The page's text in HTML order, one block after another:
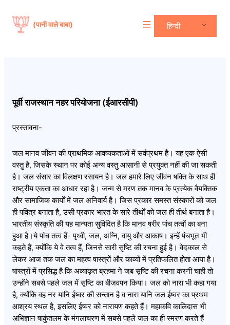
(पानी वाले बाबा) हिन्दी
पूर्वी राजस्थान नहर परियोजना (ईआरसीपी)
प्रस्तावना-
जल मानव जीवन की प्राथमिक आवष्यकताओं में सर्वप्रथम है। यह एक ऐसी
वस्तु है, जिसके स्थान पर कोई अन्य वस्तु आसानी से प्रयुक्त नहीं की जा सकती
है। जल संसार का विलक्षण रसायन है। जल हमारे लिए जीवन षक्ति के साथ ही
राष्ट्रीय एकता का आधार रहा है। जन्म से मरण तक मानव के प्रत्येक वैयक्तिक
और सामाजिक कार्यों में जल अनिवार्य है। जिस प्रकार समस्त संस्कारों को जल
ही पवित्र बनाता है, उसी प्रकार भारत के सारे तीर्थों को जल ही तीर्थ बनाता है।
भारतीय संस्कृति की यह मान्यता सुविदित है कि मानव षरीर पांच तत्वों का बना
हुआ है।ये पांच तत्व हैं- पृथ्वी, जल, अग्नि, वायु और आकाष। इन्हें पंचभूत भी
कहते हैं, क्योंकि ये वे तत्व हैं, जिनसे सारी सृष्टि की रचना हुई है। वेदकाल से
लेकर आज तक जल का महत्व षास्त्रों और काव्यों में प्रतिफलित होता आया है।
षास्त्रों में प्रसिद्ध है कि अव्याकृत ब्रहमा ने जब सृष्टि की रचना करनी चाही तो
उन्होंने सबसे पहले जल में सृष्टि का बीजवपन किया। जल को नारा भी कहा गया
है, क्योंकि वह नर यानि ईष्वर की सन्तान है व नारा यानि जल ईष्वर का प्रथम
आश्रय स्थल है, इसलिए ईष्वर को नारायण कहते हैं। महाकवि कालिदास भी
अभिज्ञान षाकुंतलम के मंगलाचरण में सबसे पहले जल का ही स्मरण करते हैं